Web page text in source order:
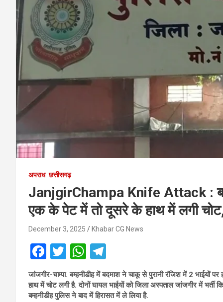
अपराध छत्तीसगढ़
JanjgirChampa Knife Attack :
एक के पेट में तो दूसरे के हाथ में लगी
December 3, 2025 Khabar CG News
F
a
ce
T
wi
tt
W
h
at
el
e
जांजगीर-चाम्पा. बम्हनीडीह में बदमाश ने चाकू से पुरानी रंजिश में 2 भाईयों
हाथ में चोट लगी है. दोनों घायल भाईयों को जिला अस्पताल जांजगीर में भर्ती
बम्हनीडीह पुलिस ने बाद में हिरासत में ले लिया है.